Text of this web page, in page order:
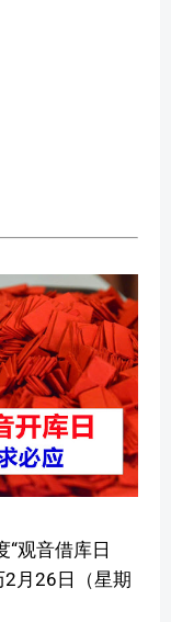
观音借库日
2月26日（星期